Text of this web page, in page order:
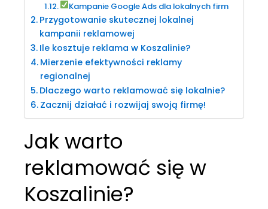
Kampanie Google Ads dla lokalnych firm
Przygotowanie skutecznej lokalnej
kampanii reklamowej
Ile kosztuje reklama w Koszalinie?
Mierzenie efektywności reklamy
regionalnej
Dlaczego warto reklamować się lokalnie?
Zacznij działać i rozwijaj swoją firmę!
Jak warto
reklamować się w
Koszalinie?